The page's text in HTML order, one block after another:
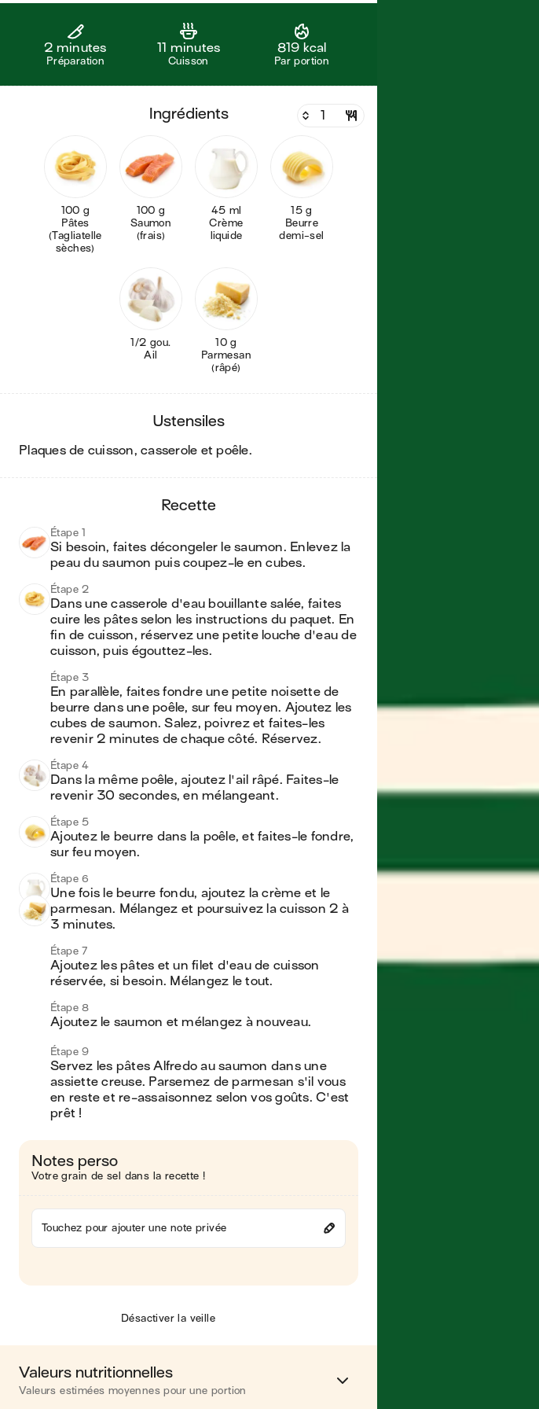
2 minutes
Préparation
11 minutes
Cuisson
819 kcal
Par portion
ingrédients
100 g
Pâtes
(Tagliatelle
sèches)
100 g
Saumon
(frais)
45 ml
Crème
liquide
15 g
Beurre
demi-sel
1/2 gou.
Ail
10 g
Parmesan
(râpé)
ustensiles
plaques de cuisson, casserole et poêle.
recette
Étape 1
Si besoin, faites décongeler le saumon. Enlevez la
peau du saumon puis coupez-le en cubes.
Étape 2
Dans une casserole d'eau bouillante salée, faites
cuire les pâtes selon les instructions du paquet. En
fin de cuisson, réservez une petite louche d'eau de
cuisson, puis égouttez-les.
Étape 3
En parallèle, faites fondre une petite noisette de
beurre dans une poêle, sur feu moyen. Ajoutez les
cubes de saumon. Salez, poivrez et faites-les
revenir 2 minutes de chaque côté. Réservez.
Étape 4
Dans la même poêle, ajoutez l'ail râpé. Faites-le
revenir 30 secondes, en mélangeant.
Étape 5
Ajoutez le beurre dans la poêle, et faites-le fondre,
sur feu moyen.
Étape 6
Une fois le beurre fondu, ajoutez la crème et le
parmesan. Mélangez et poursuivez la cuisson 2 à
3 minutes.
Étape 7
Ajoutez les pâtes et un filet d'eau de cuisson
réservée, si besoin. Mélangez le tout.
Étape 8
Ajoutez le saumon et mélangez à nouveau.
Étape 9
Servez les pâtes Alfredo au saumon dans une
assiette creuse. Parsemez de parmesan s'il vous
en reste et re-assaisonnez selon vos goûts. C'est
prêt !
Notes perso
Votre grain de sel dans la recette !
Touchez pour ajouter une note privée
Désactiver la veille
Valeurs nutritionnelles
Valeurs estimées moyennes pour une portion